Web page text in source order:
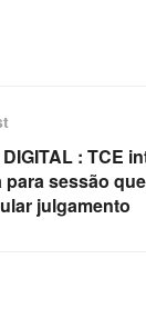
: TCE
para sessão
julgamento